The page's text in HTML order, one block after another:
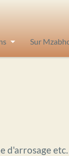
Sur
d'arrosage etc.